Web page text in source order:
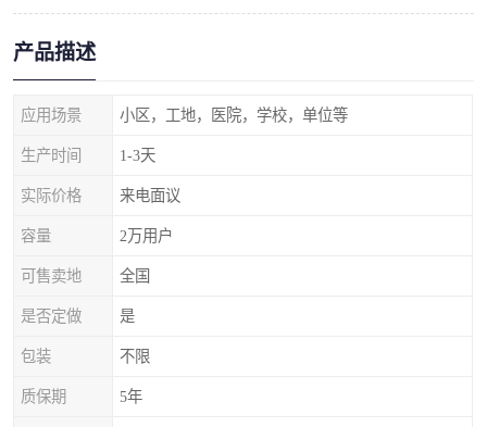
产品描述
应用场景 小区，工地，医院，学校，单位等
生产时间 1-3天
实际价格 来电面议
容量 2万用户
可售卖地 全国
是否定做 是
包装 不限
质保期 5年